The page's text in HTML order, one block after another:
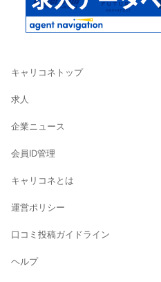
キャリコネトップ
求人
企業ニュース
会員ID管理
キャリコネとは
運営ポリシー
口コミ投稿ガイドライン
ヘルプ